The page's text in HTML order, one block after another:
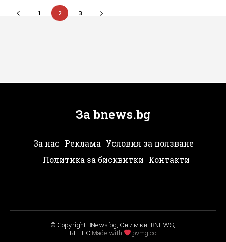
1 2 3
За bnews.bg
За нас Реклама Условия за ползване
Политика за бисквитки Контакти
© Copyright BNews.bg, Снимки: BNEWS,
БГНЕС Мade with pvmg.co